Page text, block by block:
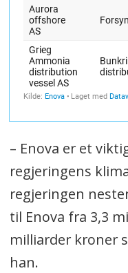
– Enova er et
regjeringens
regjeringen
til Enova fra 3,3
milliarder kroner
han.